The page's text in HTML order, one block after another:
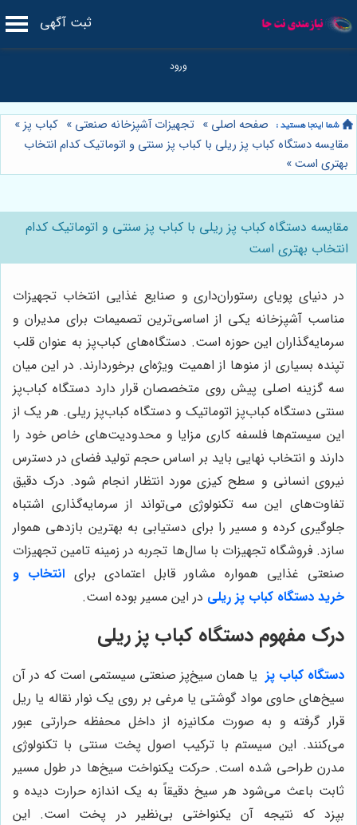
ثبت آگهی
صفحه اصلی » تجهیزات آشپزخانه صنعتی » کباب پز»
مقایسه دستگاه کباب پز ریلی با کباب پز سنتی و اتوماتیک کدام انتخاب
بهتری است»
مقایسه دستگاه کباب پز ریلی با کباب پز سنتی و اتوماتیک کدام
انتخاب بهتری است
در دنیای پویای رستوران‌داری و صنایع غذایی انتخاب تجهیزات
مناسب آشپزخانه یکی از اساسی‌ترین تصمیمات برای مدیران و
سرمایه‌گذاران این حوزه است. دستگاه‌های کباب‌پز به عنوان قلب
تپنده بسیاری از منوها از اهمیت ویژه‌ای برخوردارند. در این میان
سه گزینه اصلی پیش روی متخصصان قرار دارد دستگاه کباب‌پز
سنتی دستگاه کباب‌پز اتوماتیک و دستگاه کباب‌پز ریلی. هر یک از
این سیستم‌ها فلسفه کاری مزایا و محدودیت‌های خاص خود را
دارند و انتخاب نهایی باید بر اساس حجم تولید فضای در دسترس
نیروی انسانی و سطح کیزی مورد انتظار انجام شود. درک دقیق
تفاوت‌های این سه تکنولوژی می‌تواند از سرمایه‌گذاری اشتباه
جلوگیری کرده و مسیر را برای دستیابی به بهترین بازدهی هموار
سازد. فروشگاه تجهیزات با سال‌ها تجربه در زمینه تامین تجهیزات
صنعتی غذایی همواره مشاور قابل اعتمادی برای انتخاب و
خرید دستگاه کباب پز ریلی در این مسیر بوده است.
درک مفهوم دستگاه کباب پز ریلی
دستگاه کباب پز یا همان سیخ‌پز صنعتی سیستمی است که در آن
سیخ‌های حاوی مواد گوشتی یا مرغی بر روی یک نوار نقاله یا ریل
قرار گرفته و به صورت مکانیزه از داخل محفظه حرارتی عبور
می‌کنند. این سیستم با ترکیب اصول پخت سنتی با تکنولوژی
مدرن طراحی شده است. حرکت یکنواخت سیخ‌ها در طول مسیر
ثابت باعث می‌شود هر سیخ دقیقاً به یک اندازه حرارت دیده و
بپزد که نتیجه آن یکنواختی بی‌نظیر در پخت است. این